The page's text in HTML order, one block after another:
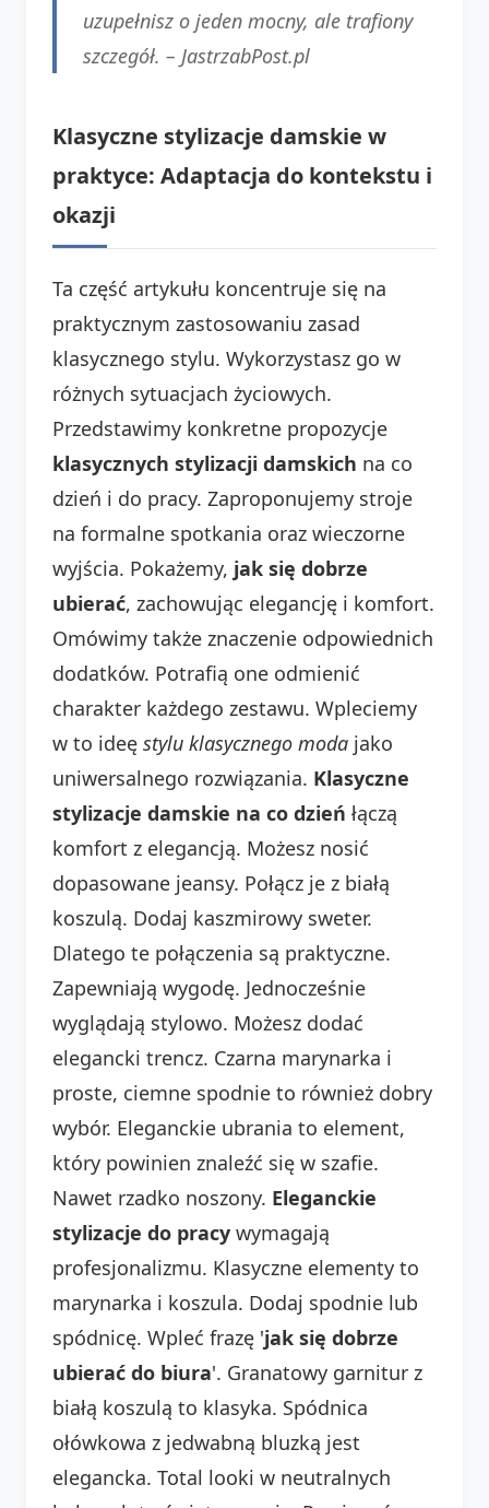
uzupełnisz o jeden mocny, ale trafiony
szczegół. – JastrzabPost.pl
Klasyczne stylizacje damskie w
praktyce: Adaptacja do kontekstu i
okazji
Ta część artykułu koncentruje się na
praktycznym zastosowaniu zasad
klasycznego stylu. Wykorzystasz go w
różnych sytuacjach życiowych.
Przedstawimy konkretne propozycje
klasycznych stylizacji damskich na co
dzień i do pracy. Zaproponujemy stroje
na formalne spotkania oraz wieczorne
wyjścia. Pokażemy, jak się dobrze
ubierać, zachowując elegancję i komfort.
Omówimy także znaczenie odpowiednich
dodatków. Potrafią one odmienić
charakter każdego zestawu. Wpleciemy
w to ideę stylu klasycznego moda jako
uniwersalnego rozwiązania. Klasyczne
stylizacje damskie na co dzień łączą
komfort z elegancją. Możesz nosić
dopasowane jeansy. Połącz je z białą
koszulą. Dodaj kaszmirowy sweter.
Dlatego te połączenia są praktyczne.
Zapewniają wygodę. Jednocześnie
wyglądają stylowo. Możesz dodać
elegancki trencz. Czarna marynarka i
proste, ciemne spodnie to również dobry
wybór. Eleganckie ubrania to element,
który powinien znaleźć się w szafie.
Nawet rzadko noszony. Eleganckie
stylizacje do pracy wymagają
profesjonalizmu. Klasyczne elementy to
marynarka i koszula. Dodaj spodnie lub
spódnicę. Wpleć frazę 'jak się dobrze
ubierać do biura'. Granatowy garnitur z
białą koszulą to klasyka. Spódnica
ołówkowa z jedwabną bluzką jest
elegancka. Total looki w neutralnych